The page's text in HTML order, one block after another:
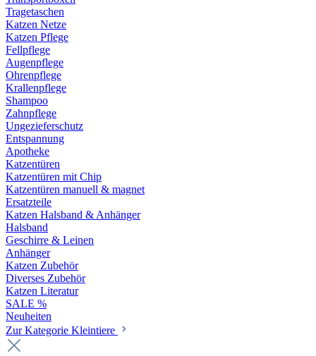
Tragetaschen
Katzen Netze
Katzen Pflege
Fellpflege
Augenpflege
Ohrenpflege
Krallenpflege
Shampoo
Zahnpflege
Ungezieferschutz
Entspannung
Apotheke
Katzentüren
Katzentüren mit Chip
Katzentüren manuell & magnet
Ersatzteile
Katzen Halsband & Anhänger
Halsband
Geschirre & Leinen
Anhänger
Katzen Zubehör
Diverses Zubehör
Katzen Literatur
SALE %
Neuheiten
Zur Kategorie Kleintiere